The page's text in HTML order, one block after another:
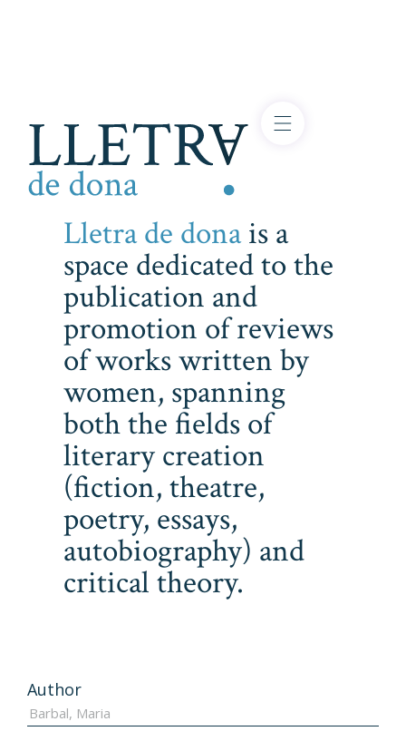
Lletra de donais a
space dedicated to the
publication and
promotion of reviews
of works written by
women, spanning
both the fields of
literary creation
(fiction, theatre,
poetry, essays,
autobiography) and
critical theory.
Author